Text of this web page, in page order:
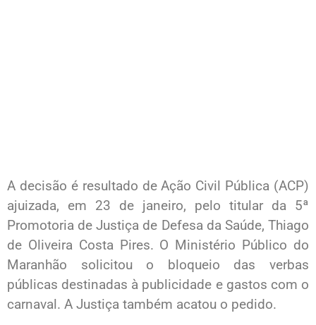
A decisão é resultado de Ação Civil Pública (ACP)
ajuizada, em 23 de janeiro, pelo titular da 5ª
Promotoria de Justiça de Defesa da Saúde, Thiago
de Oliveira Costa Pires. O Ministério Público do
Maranhão solicitou o bloqueio das verbas
públicas destinadas à publicidade e gastos com o
carnaval. A Justiça também acatou o pedido.